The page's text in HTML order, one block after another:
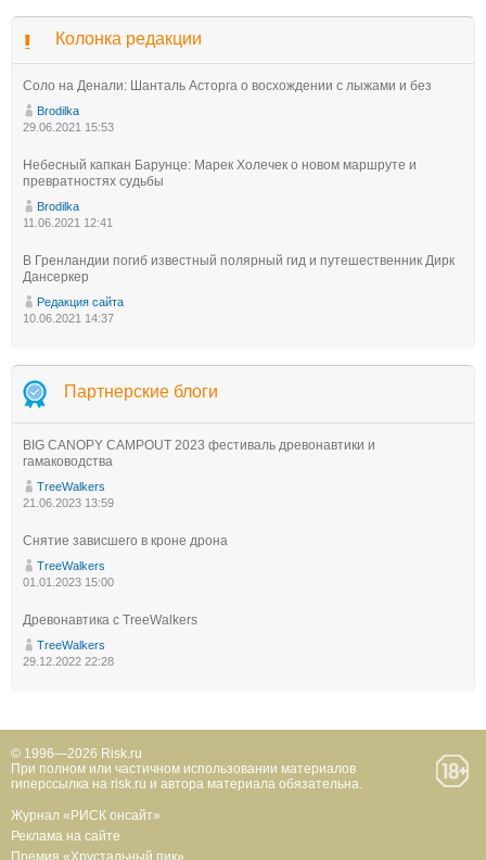
Колонка редакции
Соло на Денали: Шанталь Асторга о восхождении с лыжами и без
Brodilka
29.06.2021 15:53
Небесный капкан Барунце: Марек Холечек о новом маршруте и
превратностях судьбы
Brodilka
11.06.2021 12:41
В Гренландии погиб известный полярный гид и путешественник Дирк
Дансеркер
Редакция сайта
10.06.2021 14:37
Партнерские блоги
BIG CANOPY CAMPOUT 2023 фестиваль древонавтики и
гамаководства
TreeWalkers
21.06.2023 13:59
Снятие зависшего в кроне дрона
TreeWalkers
01.01.2023 15:00
Древонавтика с TreeWalkers
TreeWalkers
29.12.2022 22:28
© 1996—2026 Risk.ru
При полном или частичном использовании материалов
гиперссылка на risk.ru и автора материала обязательна.
Журнал «РИСК онсайт»
Реклама на сайте
Премия «Хрустальный пик»